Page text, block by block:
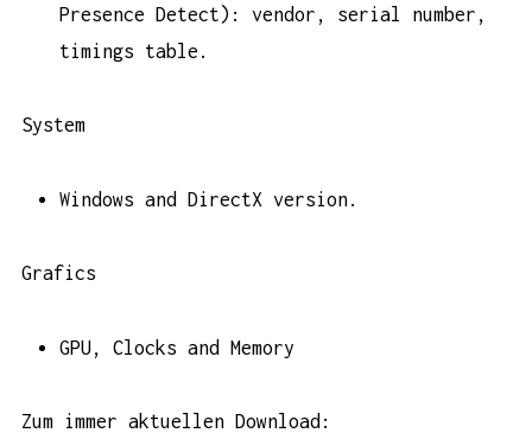
Presence Detect): vendor, serial number,
timings table.
System
Windows and DirectX version.
Grafics
GPU, Clocks and Memory
Zum immer aktuellen Download: